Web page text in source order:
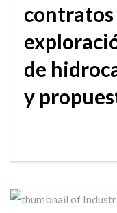
contratos
de
y